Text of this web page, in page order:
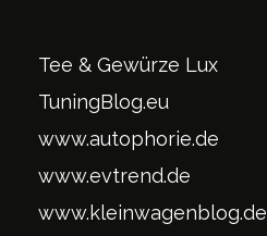
Tee & Gewürze Lux
TuningBlog.eu
www.autophorie.de
www.evtrend.de
www.kleinwagenblog.de